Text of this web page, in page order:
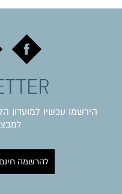
הירשמו עכשיו למועדון
להרשמה